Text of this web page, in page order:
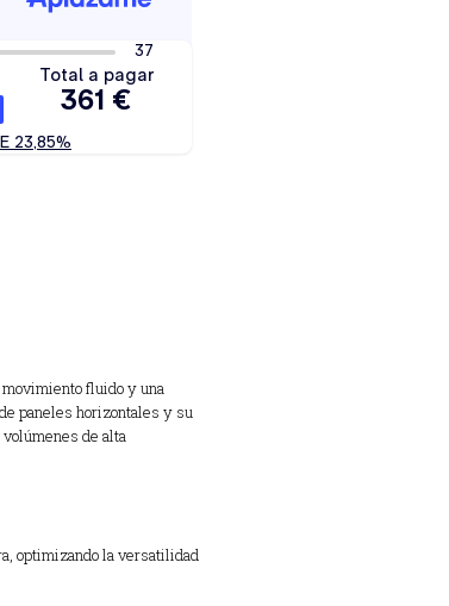
fluido y una
paneles horizontales y su
de alta
optimizando la versatilidad